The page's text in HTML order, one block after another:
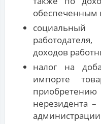
обеспеченным
доходов
налог на
импорте
нерезидента